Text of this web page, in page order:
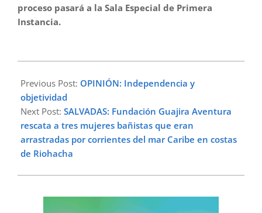
proceso pasará a la Sala Especial de Primera
Instancia.
02-
12
Previous Post: OPINIÓN: Independencia y
objetividad
Next Post: SALVADAS: Fundación Guajira Aventura
rescata a tres mujeres bañistas que eran
arrastradas por corrientes del mar Caribe en costas
de Riohacha